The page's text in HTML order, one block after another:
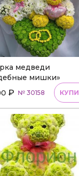
медведи
мишки»
₽ № 30158